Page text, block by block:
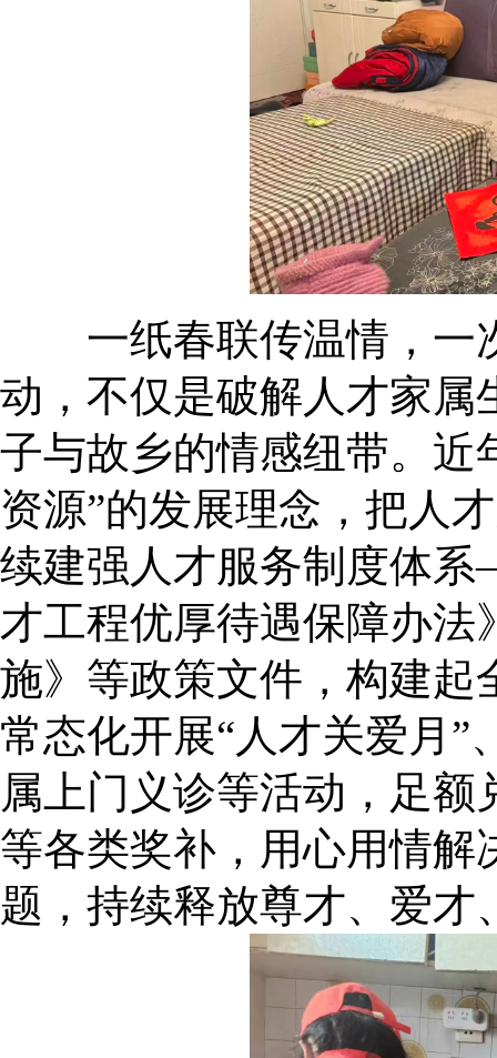
一纸春联传温情，一
动，不仅是破解人才家属
子与故乡的情感纽带。近
资源”的发展理念，把人
续建强人才服务制度体
才工程优厚待遇保障办
施》等政策文件，构建起
常态化开展“人才关爱月
属上门义诊等活动，足
等各类奖补，用心用情解
题，持续释放尊才、爱